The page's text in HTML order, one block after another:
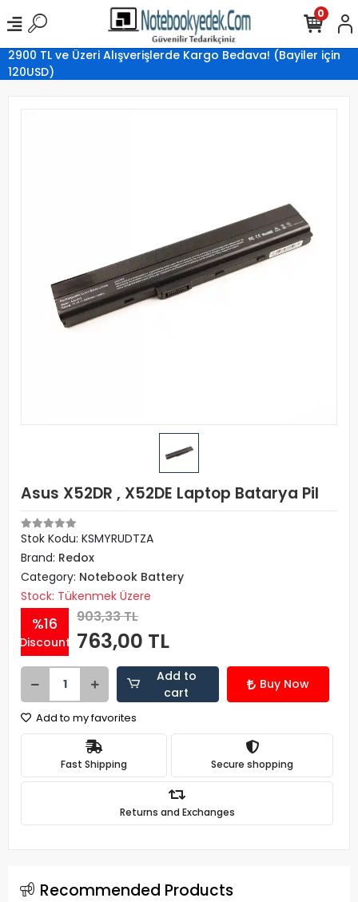
2900 TL ve Üzeri Alışverişlerde Kargo Bedava! (Bayiler için
120USD)
0
Asus X52DR , X52DE Laptop Batarya Pil
Stok Kodu: KSMYRUDTZA
Brand: Redox
Category: Notebook Battery
Stock: Tükenmek Üzere
%16
Discount
903,33 TL
763,00 TL
Add to
cart
Buy Now
Add to my favorites
Fast Shipping Secure shopping
Returns and Exchanges
Recommended Products